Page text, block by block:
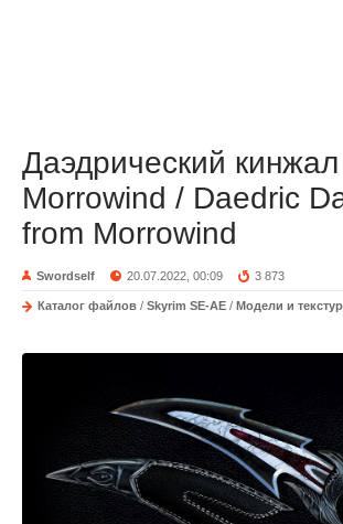
Даэдрический кинжал
Morrowind / Daedric
from Morrowind
Swordself 20.07.2022, 00:09 3 873
Каталог файлов / Skyrim SE-AE / Модели и